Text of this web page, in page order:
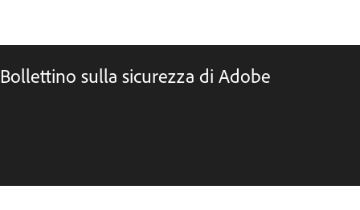
Bollettino sulla sicurezza di Adobe